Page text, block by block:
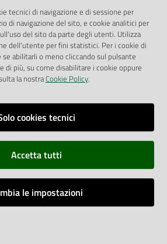
tecnici di navigazione e di sessione per
di navigazione del sito, e cookie analitici per
del sito da parte degli utenti. Utilizza
dell'utente per fini statistici. Per i cookie di
abilitarli o meno cliccando sul pulsante
di più, su come disabilitare i cookie oppure
la nostraCookie Policy.
cookies tecnici
Accetta tutti
le impostazioni